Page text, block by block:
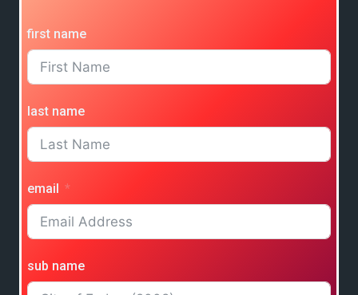
first name
last name
email
sub name